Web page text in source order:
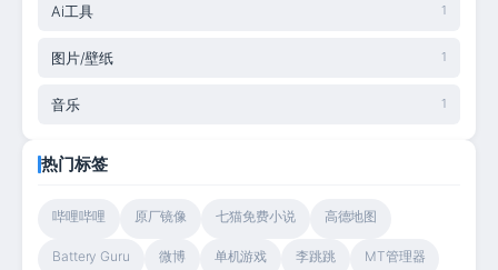
Ai工具 1
图片/壁纸 1
音乐 1
热门标签
哔哩哔哩 原厂镜像 七猫免费小说 高德地图
Battery Guru 微博 单机游戏 李跳跳 MT管理器